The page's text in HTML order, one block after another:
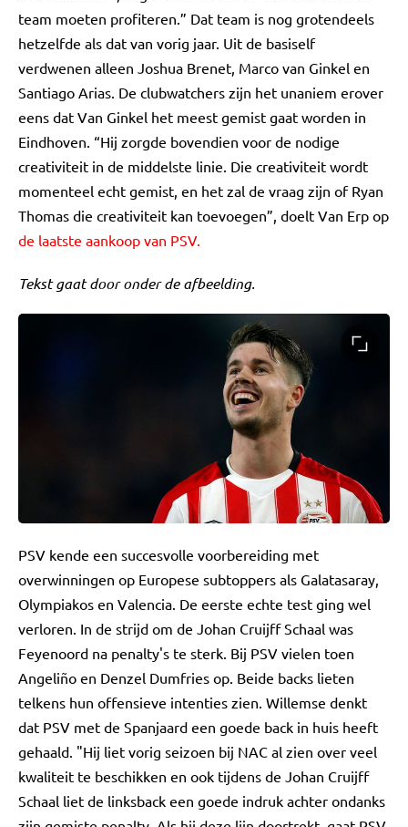
team moeten profiteren.” Dat team is nog grotendeels
hetzelfde als dat van vorig jaar. Uit de basiself
verdwenen alleen Joshua Brenet, Marco van Ginkel en
Santiago Arias. De clubwatchers zijn het unaniem erover
eens dat Van Ginkel het meest gemist gaat worden in
Eindhoven. “Hij zorgde bovendien voor de nodige
creativiteit in de middelste linie. Die creativiteit wordt
momenteel echt gemist, en het zal de vraag zijn of Ryan
Thomas die creativiteit kan toevoegen”, doelt Van Erp op
de laatste aankoop van PSV.
Tekst gaat door onder de afbeelding.
PSV kende een succesvolle voorbereiding met
overwinningen op Europese subtoppers als Galatasaray,
Olympiakos en Valencia. De eerste echte test ging wel
verloren. In de strijd om de Johan Cruijff Schaal was
Feyenoord na penalty's te sterk. Bij PSV vielen toen
Angeliño en Denzel Dumfries op. Beide backs lieten
telkens hun offensieve intenties zien. Willemse denkt
dat PSV met de Spanjaard een goede back in huis heeft
gehaald. "Hij liet vorig seizoen bij NAC al zien over veel
kwaliteit te beschikken en ook tijdens de Johan Cruijff
Schaal liet de linksback een goede indruk achter ondanks